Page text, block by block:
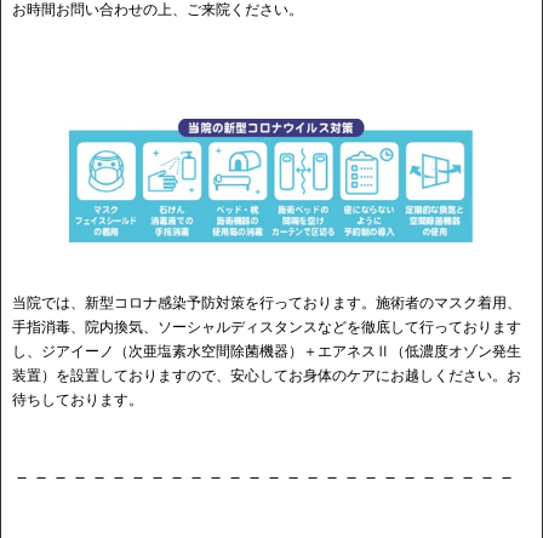
お時間お問い合わせの上、ご来院ください。
当院では、新型コロナ感染予防対策を行っております。施術者のマスク着用、
手指消毒、院内換気、ソーシャルディスタンスなどを徹底して行っております
し、ジアイーノ（次亜塩素水空間除菌機器）＋エアネスⅡ（低濃度オゾン発生
装置）を設置しておりますので、安心してお身体のケアにお越しください。お
待ちしております。
－－－－－－－－－－－－－－－－－－－－－－－－－－